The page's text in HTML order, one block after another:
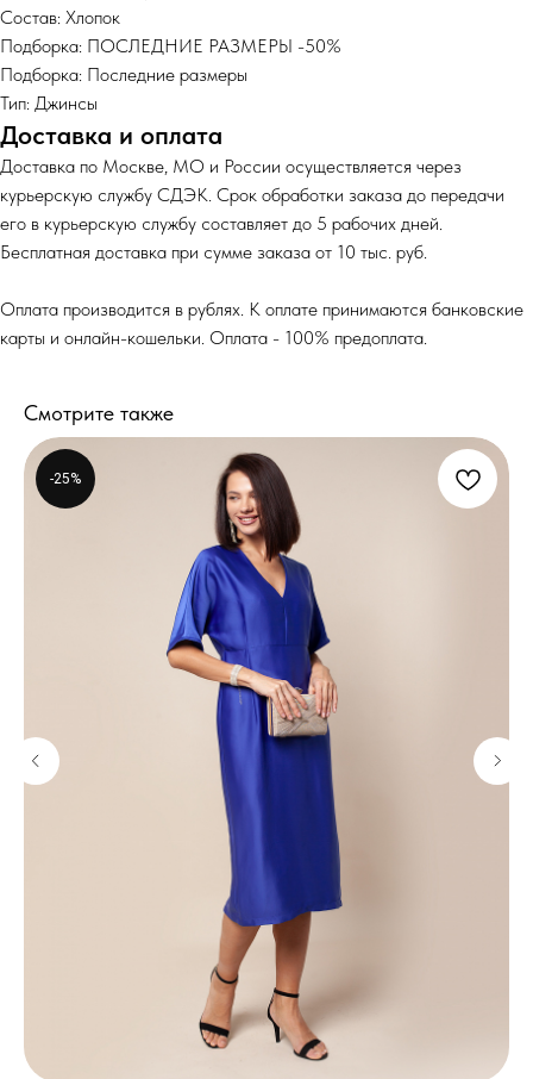
Состав: Хлопок
Подборка: ПОСЛЕДНИЕ РАЗМЕРЫ -50%
Подборка: Последние размеры
Тип: Джинсы
Доставка и оплата
Доставка по Москве, МО и России осуществляется через
курьерскую службу СДЭК. Срок обработки заказа до передачи
его в курьерскую службу составляет до 5 рабочих дней.
Бесплатная доставка при сумме заказа от 10 тыс. руб.
Оплата производится в рублях. К оплате принимаются банковские
карты и онлайн-кошельки. Оплата - 100% предоплата.
Смотрите также
-25%